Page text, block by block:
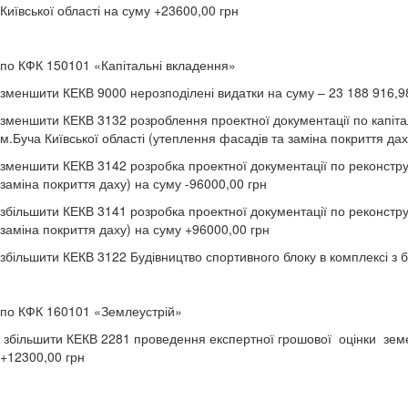
Київської області на суму +23600,00 грн
по КФК 150101 «Капітальні вкладення»
зменшити КЕКВ 9000 нерозподілені видатки на суму – 23 188
зменшити КЕКВ 3132 розроблення проектної документації по
м.Буча Київської області (утеплення фасадів та заміна покриття
зменшити КЕКВ 3142 розробка проектної документації по
заміна покриття даху) на суму -96000,00 грн
збільшити КЕКВ 3141 розробка проектної документації по
заміна покриття даху) на суму +96000,00 грн
збільшити КЕКВ 3122 Будівництво спортивного блоку в
по КФК 160101 «Землеустрій»
збільшити КЕКВ 2281 проведення експертної грошової оцінки
+12300,00 грн